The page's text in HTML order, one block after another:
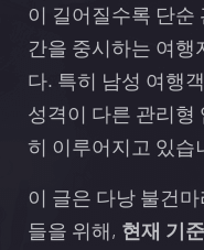
이 길어질수록 단순
간을 중시하는 여행
다. 특히 남성 여행
성격이 다른 관리형
히 이루어지고 있습
이 글은 다낭 불건
들을 위해, 현재 기